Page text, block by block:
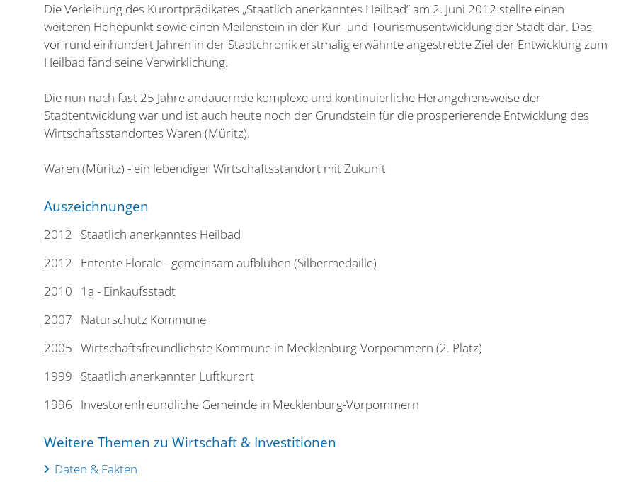
Die Verleihung des Kurortprädikates „Staatlich anerkanntes Heilbad“ am 2. Juni 2012 stellte einen
weiteren Höhepunkt sowie einen Meilenstein in der Kur- und Tourismusentwicklung der Stadt dar. Das
vor rund einhundert Jahren in der Stadtchronik erstmalig erwähnte angestrebte Ziel der Entwicklung zum
Heilbad fand seine Verwirklichung.
Die nun nach fast 25 Jahre andauernde komplexe und kontinuierliche Herangehensweise der
Stadtentwicklung war und ist auch heute noch der Grundstein für die prosperierende Entwicklung des
Wirtschaftsstandortes Waren (Müritz).
Waren (Müritz) - ein lebendiger Wirtschaftsstandort mit Zukunft
Auszeichnungen
2012 Staatlich anerkanntes Heilbad
2012 Entente Florale - gemeinsam aufblühen (Silbermedaille)
2010 1a - Einkaufsstadt
2007 Naturschutz Kommune
2005 Wirtschaftsfreundlichste Kommune in Mecklenburg-Vorpommern (2. Platz)
1999 Staatlich anerkannter Luftkurort
1996 Investorenfreundliche Gemeinde in Mecklenburg-Vorpommern
Weitere Themen zu Wirtschaft & Investitionen
Daten & Fakten